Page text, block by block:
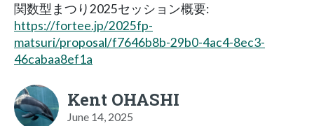
関数型まつり2025セッション概要:
https://fortee.jp/2025fp-
matsuri/proposal/f7646b8b-29b0-4ac4-8ec3-
46cabaa8ef1a
Kent OHASHI
June 14, 2025